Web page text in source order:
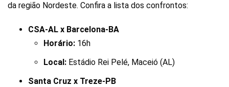
da região Nordeste. Confira a lista dos confrontos:
CSA-AL x Barcelona-BA
Horário: 16h
Local: Estádio Rei Pelé, Maceió (AL)
Santa Cruz x Treze-PB